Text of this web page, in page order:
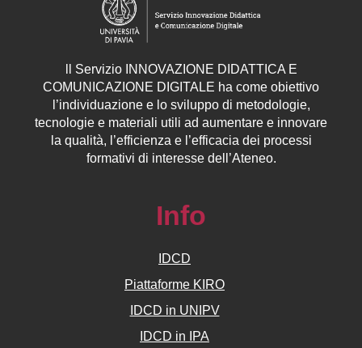
Servizio INNOVAZIONE DIDATTICA E
COMUNICAZIONE DIGITALE ha come obiettivo
l’individuazione e lo sviluppo di metodologie,
tecnologie e materiali utili ad aumentare e innovare
la qualità, l’efficienza e l’efficacia dei processi
formativi di interesse dell’Ateneo.
Info
IDCD
Piattaforme KIRO
IDCD in UNIPV
IDCD in IPA